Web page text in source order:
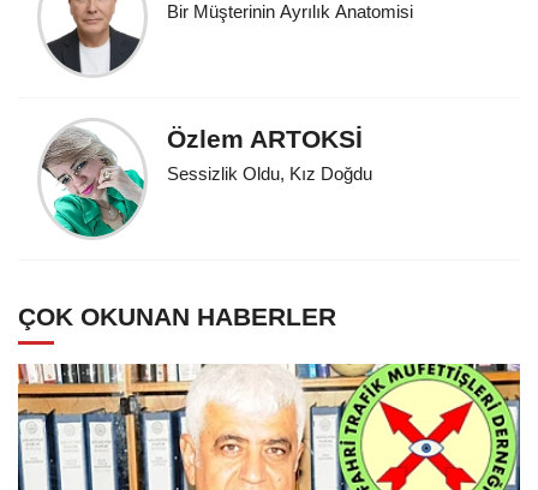
Bir Müşterinin Ayrılık Anatomisi
Özlem ARTOKSİ
Sessizlik Oldu, Kız Doğdu
ÇOK OKUNAN HABERLER